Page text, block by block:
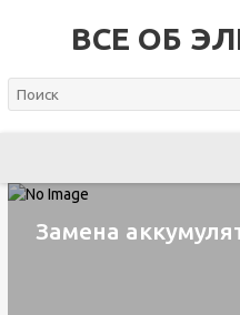
ВСЕ ОБ
Замена